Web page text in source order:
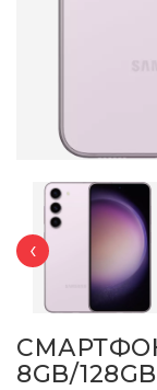
‹
СМАРТФОН
8GB/